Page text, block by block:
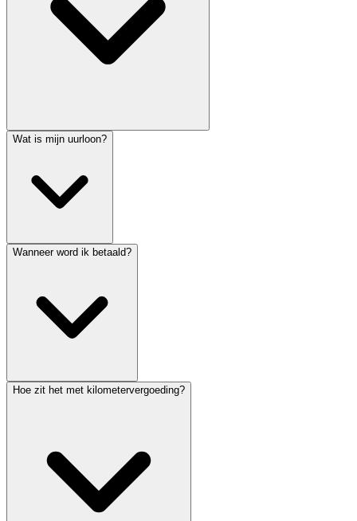
Wat is mijn uurloon?
Wanneer word ik betaald?
Hoe zit het met kilometervergoeding?